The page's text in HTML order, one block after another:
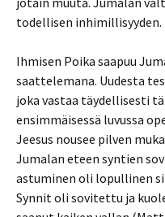
todellisen inhimillisyyden.
Ihmisen Poika saapuu
saattelemana. Uudesta
joka vastaa täydellisesti
ensimmäisessä luvussa
Jeesus nousee pilven
Jumalan eteen syntien
astuminen oli lopullinen
Synnit oli sovitettu ja